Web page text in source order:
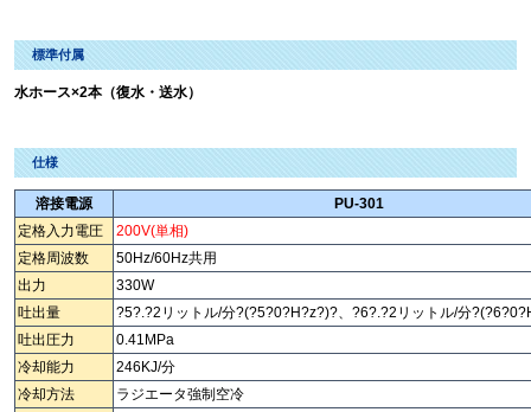
標準付属
水ホース×2本（復水・送水）
仕様
溶接電源
PU-301
定格入力電圧
200V(単相)
定格周波数
50Hz/60Hz共用
出力
330W
吐出量
?5?.?2リットル/分?(?5?0?H?z?)?、?6?.?2リットル/分
吐出圧力
0.41MPa
冷却能力
246KJ/分
冷却方法
ラジエータ強制空冷